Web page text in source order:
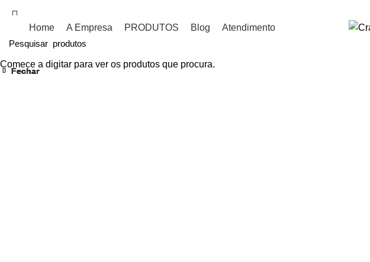
Home A Empresa PRODUTOS Blog Atendimento
Fechar
Fechar
Fechar
Fechar
Fechar
Fechar
Fechar
Fechar
Comece a digitar para ver os produtos que procura.